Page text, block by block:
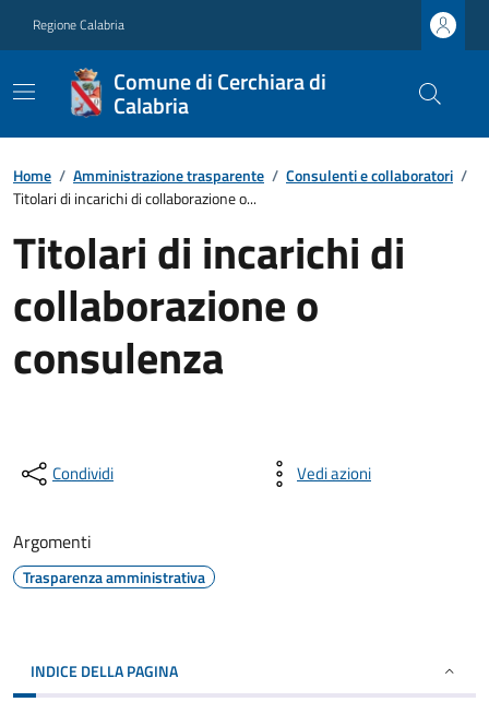
Regione Calabria
Comune di Cerchiara di
Calabria
Home / Amministrazione trasparente / Consulenti e collaboratori /
Titolari di incarichi di collaborazione o...
Titolari di incarichi di
collaborazione o
consulenza
Condividi Vedi azioni
Argomenti
Trasparenza amministrativa
INDICE DELLA PAGINA